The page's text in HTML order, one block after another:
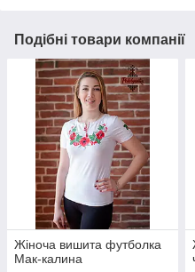
Подібні товари компанії
Жіноча вишита футболка
Мак-калина